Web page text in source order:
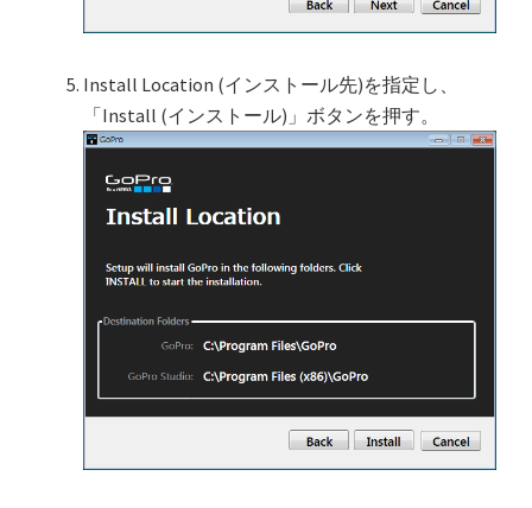
Install Location (インストール先)を指定し、
「Install (インストール)」ボタンを押す。